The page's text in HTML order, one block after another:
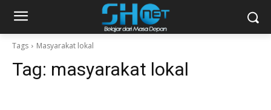
Tags Masyarakat lokal
Tag: masyarakat lokal